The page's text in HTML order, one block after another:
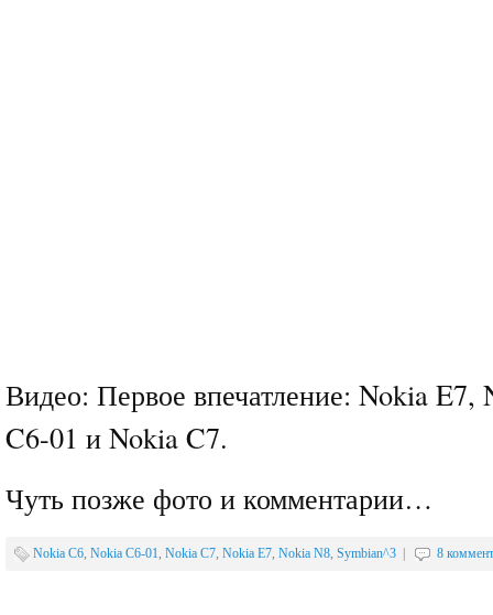
Видео: Первое впечатление: Nokia E7,
C6-01 и Nokia C7.
Чуть позже фото и комментарии…
Nokia C6, Nokia C6-01, Nokia C7, Nokia E7, Nokia N8, Symbian^3 8